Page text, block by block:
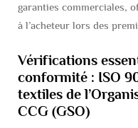
garanties commerciales,
à l’acheteur lors des
Vérifications
conformité : ISO
textiles de
CCG (GSO)